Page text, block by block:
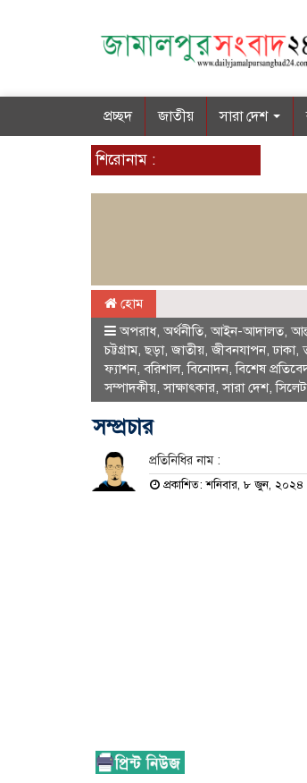
প্রচ্ছদ জাতীয় সারা দেশ
শিরোনাম :
হোম
অপরাধ, অর্থনীতি, আইন-আদালত,
চট্টগ্রাম,ছড়া,জাতীয়,জীবনযাপন,ঢাকা,
ফ্যাশন,বরিশাল,বিনোদন,বিশেষ
সম্পাদকীয়,সাক্ষাৎকার,সারা দেশ,সিলেট
সম্প্রচার
প্রতিনিধির নাম :
প্রকাশিত: শনিবার, ৮ জুন, ২০২৪